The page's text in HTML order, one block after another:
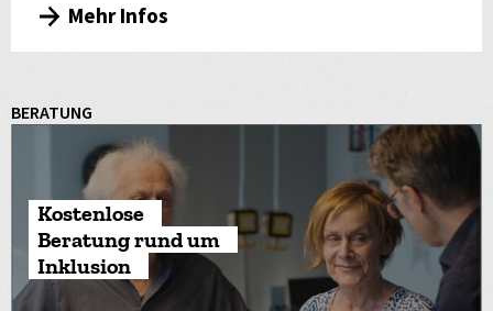
Mehr Infos
BERATUNG
Kostenlose
Beratung rund um
Inklusion